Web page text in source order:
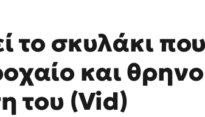
το σκυλάκι που
και
του (Vid)